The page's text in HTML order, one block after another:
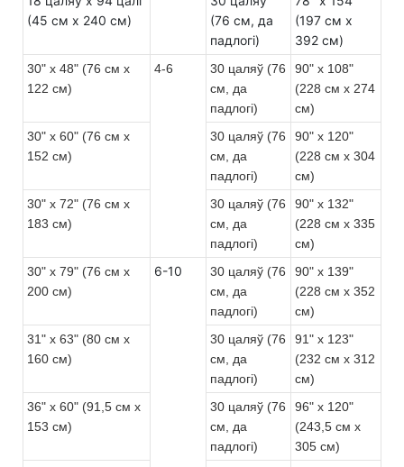
(45 см х 240 см)
(76 см, да
падлогі)
(197 см x
392 см)
30" x 48" (76 см x
122 см)
4-6
30 цаляў (76
см, да
падлогі)
90" x 108"
(228 см x 274
см)
30" x 60" (76 см x
152 см)
30 цаляў (76
см, да
падлогі)
90" x 120"
(228 см x 304
см)
30" x 72" (76 см x
183 см)
30 цаляў (76
см, да
падлогі)
90" x 132"
(228 см x 335
см)
30" x 79" (76 см x
200 см)
6-10
30 цаляў (76
см, да
падлогі)
90" x 139"
(228 см x 352
см)
31" x 63" (80 см x
160 см)
30 цаляў (76
см, да
падлогі)
91" x 123"
(232 см x 312
см)
36" x 60" (91,5 см x
153 см)
30 цаляў (76
см, да
падлогі)
96" x 120"
(243,5 см x
305 см)